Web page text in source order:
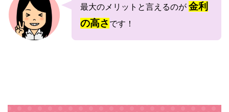
最大のメリットと言えるのが 金利
の高さ です！